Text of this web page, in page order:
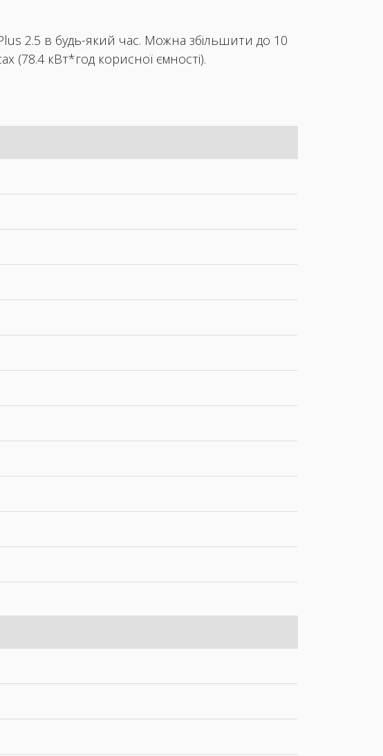
2.5 в будь-який час. Можна збільшити до 10
(78.4 кВт*год корисної ємності).